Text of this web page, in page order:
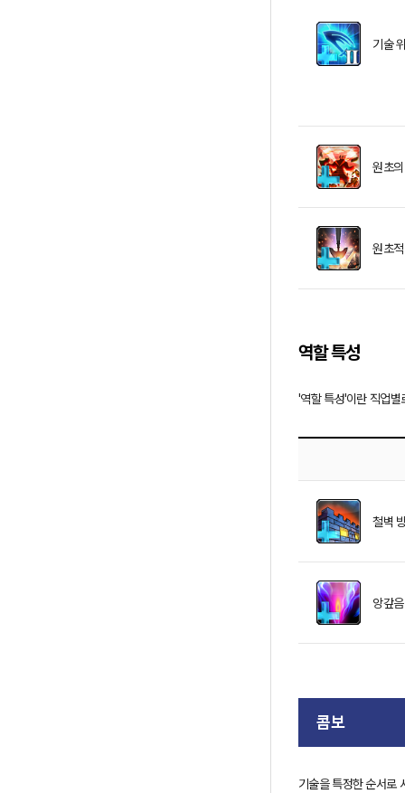
기술
원초
원초
역할 특성
'역할 특성'이란 직업별
철벽
앙갚
콤보
기술을 특정한 순서로